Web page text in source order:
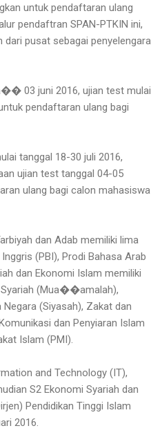
untuk pendaftaran ulang
pendaftran SPAN-PTKIN ini,
pusat sebagai penyelengara
03 juni 2016, ujian test mulai
pendaftaran ulang bagi
tanggal 18-30 juli 2016,
ujian test tanggal 04-05
ulang bagi calon mahasiswa
dan Adab memiliki lima
(PBI), Prodi Bahasa Arab
dan Ekonomi Islam memiliki
Syariah (Mua��amalah),
(Siyasah), Zakat dan
dan Penyiaran Islam
Islam (PMI).
and Technology (IT),
S2 Ekonomi Syariah dan
Pendidikan Tinggi Islam
2016.